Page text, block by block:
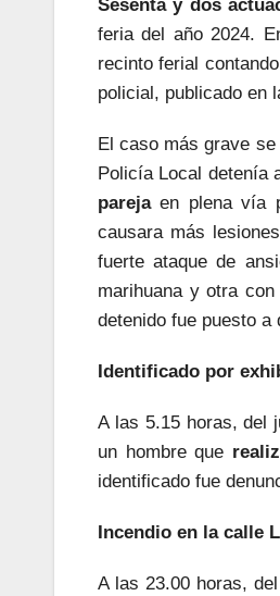
Sesenta y dos
feria del año 2024.
recinto ferial
policial, publicado en
El caso más grave
Policía Local detenía
parejaen plena vía
causara más
fuerte ataque de
marihuana y otra
detenido fue puesto
Identificado por
A las 5.15 horas, del
un hombre que
identificado fue
Incendio en la calle
A las 23.00 horas,